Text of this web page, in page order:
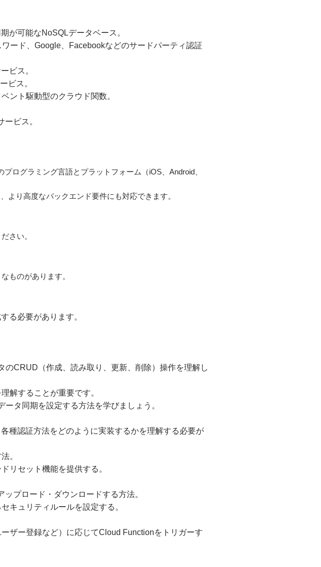
が可能なNoSQLデータベース。
ード、Google、Facebookなどのサードパーティ認証
ビス。
ビス。
ント駆動型のクラウド関数。
ビス。
ログラミング言語とプラットフォーム（iOS、Android、
より高度なバックエンド要件にも対応できます。
さい。
ものがあります。
る必要があります。
のCRUD（作成、読み取り、更新、削除）操作を理解し
解することが重要です。
タ同期を設定する方法を学びましょう。
種認証方法をどのように実装するかを理解する必要が
。
リセット機能を提供する。
プロード・ダウンロードする方法。
キュリティルールを設定する。
ザー登録など）に応じてCloud Functionをトリガーす